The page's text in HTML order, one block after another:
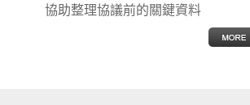
協助整理協議前的關鍵資料